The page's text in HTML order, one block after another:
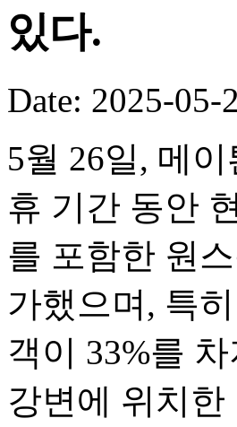
있다.
Date: 2025-05-
5월 26일, 메
휴 기간 동안
를 포함한 원
가했으며, 특
객이 33%를
강변에 위치